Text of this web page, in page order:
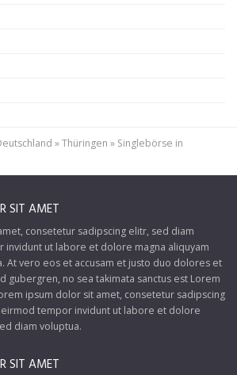
»Thüringen » Singlebörse in
SIT AMET
consetetur sadipscing elitr, sed diam
invidunt ut labore et dolore magna aliquyam
At vero eos et accusam et justo duo dolores et
gubergren, no sea takimata sanctus est Lorem
ipsum dolor sit amet, consetetur sadipscing
tempor invidunt ut labore et dolore
diam voluptua.
SIT AMET